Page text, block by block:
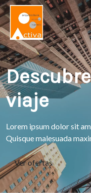
viaje
Lorem ipsum dolor sit
Quisque malesuada
Ver ofertas